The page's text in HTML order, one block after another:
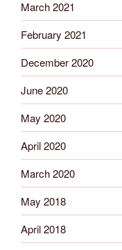
March 2021
February 2021
December 2020
June 2020
May 2020
April 2020
March 2020
May 2018
April 2018